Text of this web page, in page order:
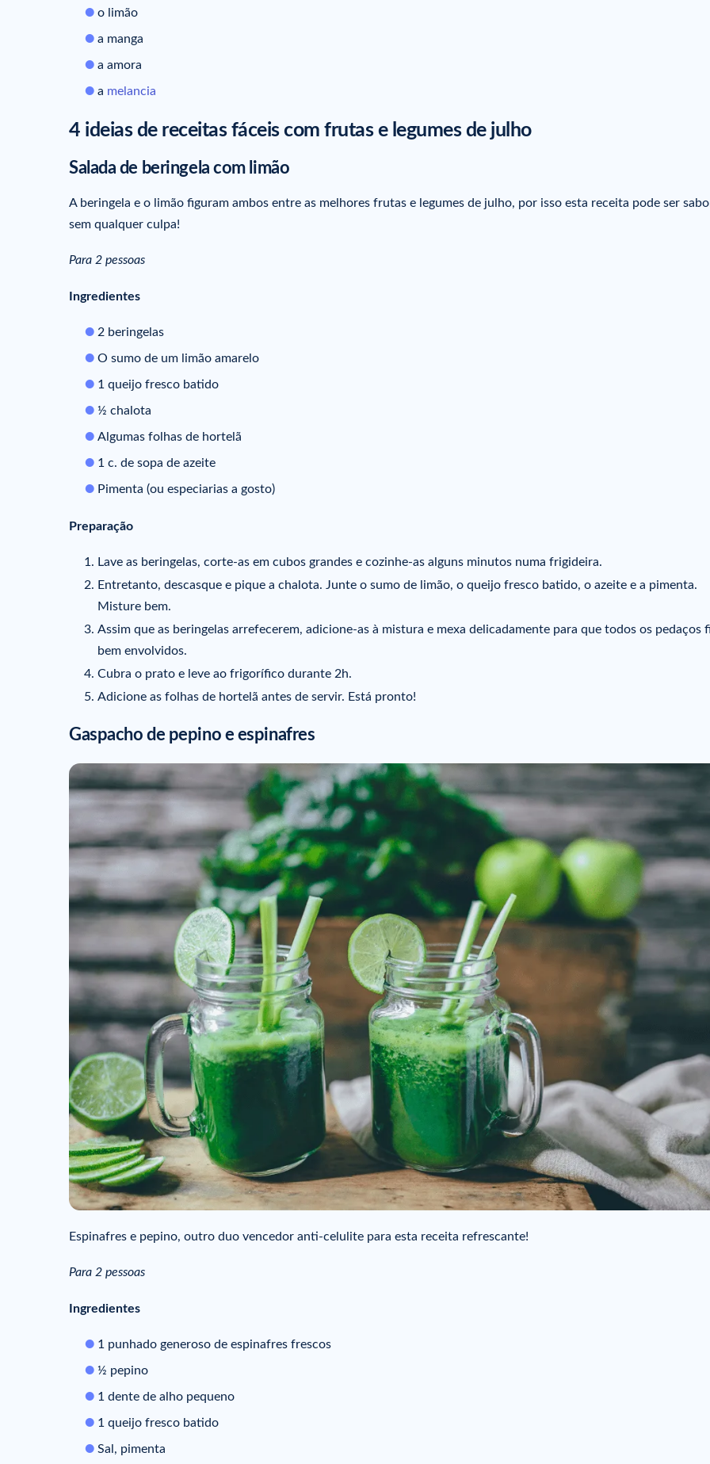
o limão
a manga
a amora
a melancia
4 ideias de receitas fáceis com frutas e legumes de julho
Salada de beringela com limão
A beringela e o limão figuram ambos entre as melhores frutas e legumes de julho, por isso esta receita pode ser
sem qualquer culpa!
Para 2 pessoas
Ingredientes
2 beringelas
O sumo de um limão amarelo
1 queijo fresco batido
½ chalota
Algumas folhas de hortelã
1 c. de sopa de azeite
Pimenta (ou especiarias a gosto)
Preparação
Lave as beringelas, corte-as em cubos grandes e cozinhe-as alguns minutos numa frigideira.
Entretanto, descasque e pique a chalota. Junte o sumo de limão, o queijo fresco batido, o azeite e a pimenta.
Misture bem.
Assim que as beringelas arrefecerem, adicione-as à mistura e mexa delicadamente para que todos os pedaços
bem envolvidos.
Cubra o prato e leve ao frigorífico durante 2h.
Adicione as folhas de hortelã antes de servir. Está pronto!
Gaspacho de pepino e espinafres
Espinafres e pepino, outro duo vencedor anti-celulite para esta receita refrescante!
Para 2 pessoas
Ingredientes
1 punhado generoso de espinafres frescos
½ pepino
1 dente de alho pequeno
1 queijo fresco batido
Sal, pimenta